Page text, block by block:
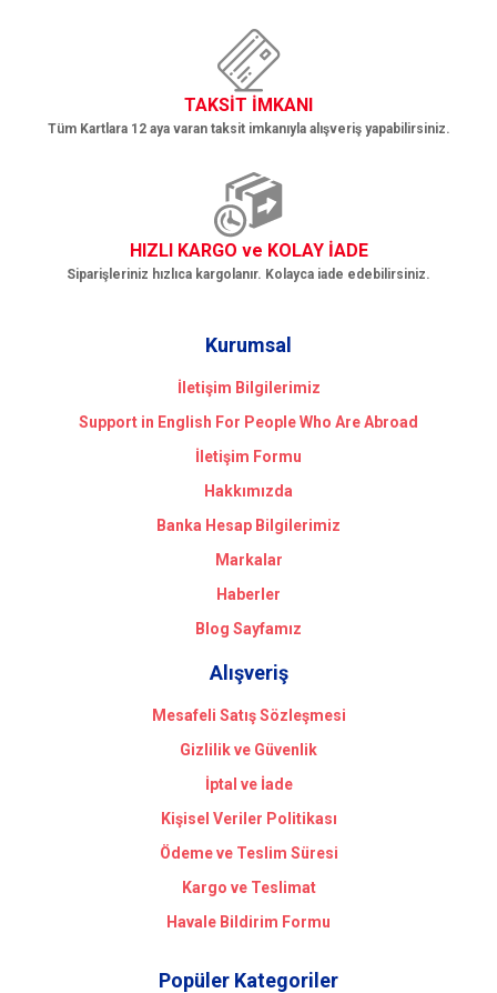
TAKSİT İMKANI
Tüm Kartlara 12 aya varan taksit imkanıyla alışveriş yapabilirsiniz.
HIZLI KARGO ve KOLAY İADE
Siparişleriniz hızlıca kargolanır. Kolayca iade edebilirsiniz.
Kurumsal
İletişim Bilgilerimiz
Support in English For People Who Are Abroad
İletişim Formu
Hakkımızda
Banka Hesap Bilgilerimiz
Markalar
Haberler
Blog Sayfamız
Alışveriş
Mesafeli Satış Sözleşmesi
Gizlilik ve Güvenlik
İptal ve İade
Kişisel Veriler Politikası
Ödeme ve Teslim Süresi
Kargo ve Teslimat
Havale Bildirim Formu
Popüler Kategoriler